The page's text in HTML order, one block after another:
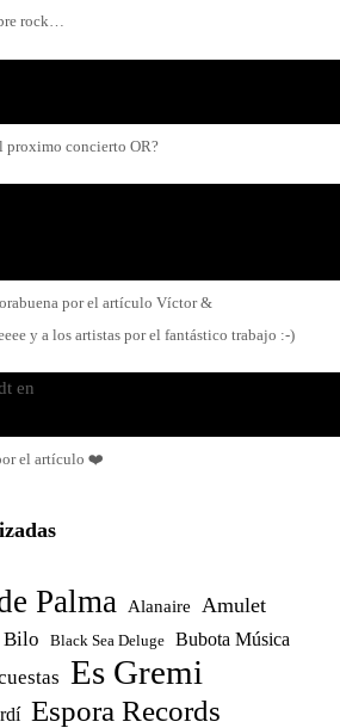
rock…
proximo concierto OR?
por el artículo Víctor &
y a los artistas por el fantástico trabajo :-)
en
el artículo ❤️
Palma Alanaire Amulet
Bilo Black Sea Deluge Bubota Música
Es Gremi
Espora Records